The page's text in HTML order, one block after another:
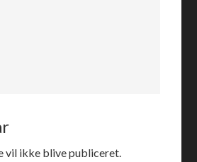
vil ikke blive publiceret.